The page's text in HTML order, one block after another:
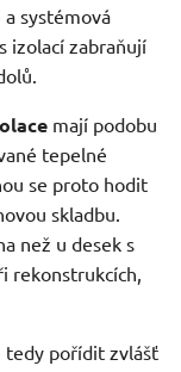
systémová
izolací zabraňují
mají podobu
tepelné
se proto hodit
skladbu.
než u desek s
rekonstrukcích,
tedy pořídit zvlášť